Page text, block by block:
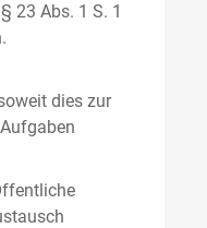
23 Abs. 1 S. 1
dies zur